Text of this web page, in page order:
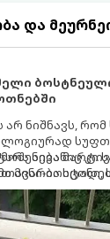
და
ნიშნავს,
აივანიც კი
მინი-ბოსტანი,
პირობებს
სწორად.